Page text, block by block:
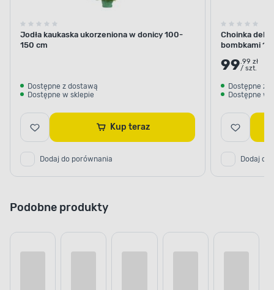
Jodła kaukaska ukorzeniona w donicy 100-
150 cm
Dostępne z dostawą
Dostępne w sklepie
Kup teraz
Dodaj do porównania
Choinka
bombkami
99.99 zł
/ szt.
Dostępne z
Dostępne w
Dodaj do
Podobne produkty